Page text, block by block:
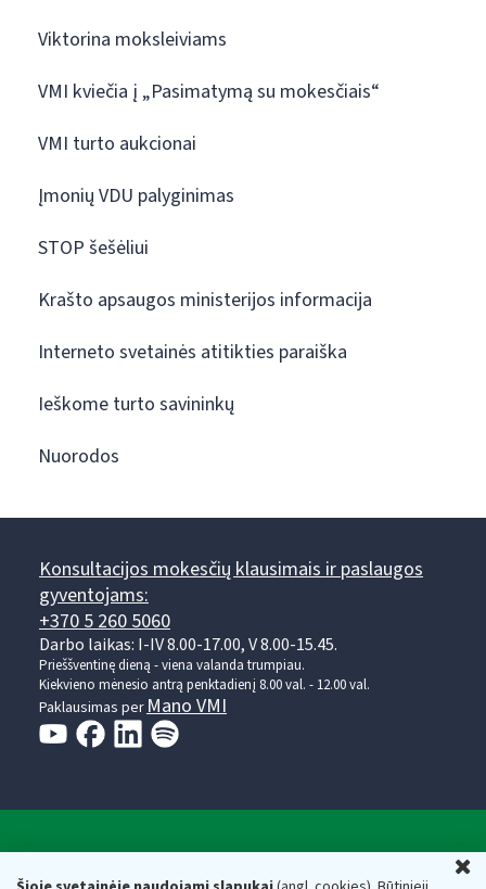
Viktorina moksleiviams
VMI kviečia į „Pasimatymą su mokesčiais“
VMI turto aukcionai
Įmonių VDU palyginimas
STOP šešėliui
Krašto apsaugos ministerijos informacija
Interneto svetainės atitikties paraiška
Ieškome turto savininkų
Nuorodos
Konsultacijos mokesčių klausimais ir paslaugos
gyventojams:
+370 5 260 5060
Darbo laikas: I-IV 8.00-17.00, V 8.00-15.45.
Prieššventinę dieną - viena valanda trumpiau.
Kiekvieno mėnesio antrą penktadienį 8.00 val. - 12.00 val.
Paklausimas per Mano VMI